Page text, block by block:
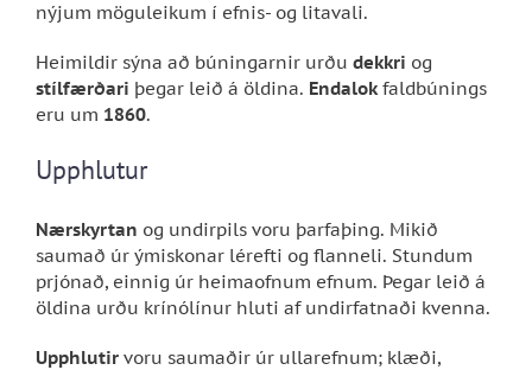
nýjum möguleikum í efnis- og litavali.
Heimildir sýna að búningarnir urðu dekkri og
stílfærðari þegar leið á öldina. Endalokfaldbúnings
eru um 1860.
Upphlutur
Nærskyrtan og undirpils voru þarfaþing. Mikið
saumað úr ýmiskonar lérefti og flanneli. Stundum
prjónað, einnig úr heimaofnum efnum. Þegar leið á
öldina urðu krínólínur hluti af undirfatnaði kvenna.
Upphlutir voru saumaðir úr ullarefnum; klæði,